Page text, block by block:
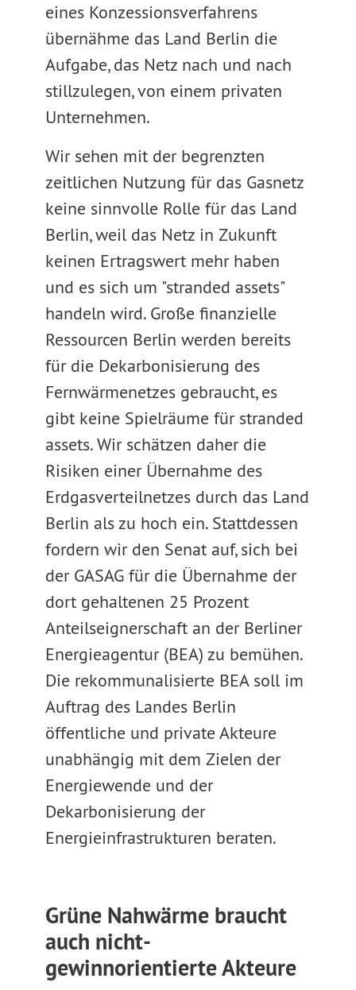
eines Konzessionsverfahrens
übernähme das Land Berlin die
Aufgabe, das Netz nach und nach
stillzulegen, von einem privaten
Unternehmen.
Wir sehen mit der begrenzten
zeitlichen Nutzung für das Gasnetz
keine sinnvolle Rolle für das Land
Berlin, weil das Netz in Zukunft
keinen Ertragswert mehr haben
und es sich um "stranded assets"
handeln wird. Große finanzielle
Ressourcen Berlin werden bereits
für die Dekarbonisierung des
Fernwärmenetzes gebraucht, es
gibt keine Spielräume für stranded
assets. Wir schätzen daher die
Risiken einer Übernahme des
Erdgasverteilnetzes durch das Land
Berlin als zu hoch ein. Stattdessen
fordern wir den Senat auf, sich bei
der GASAG für die Übernahme der
dort gehaltenen 25 Prozent
Anteilseignerschaft an der Berliner
Energieagentur (BEA) zu bemühen.
Die rekommunalisierte BEA soll im
Auftrag des Landes Berlin
öffentliche und private Akteure
unabhängig mit dem Zielen der
Energiewende und der
Dekarbonisierung der
Energieinfrastrukturen beraten.
Grüne Nahwärme braucht
auch nicht-
gewinnorientierte Akteure